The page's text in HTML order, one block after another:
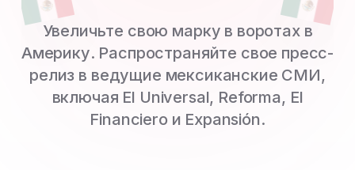
Увеличьте свою марку в воротах в
Америку. Распространяйте свое пресс-
релиз в ведущие мексиканские СМИ,
включая El Universal, Reforma, El
Financiero и Expansión.